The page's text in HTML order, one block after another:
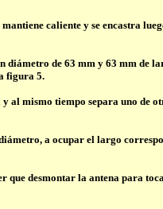
caliente y se encastra
de 63 mm y 63 mm de
figura 5.
mismo tiempo separa uno de
a ocupar el largo
desmontar la antena para